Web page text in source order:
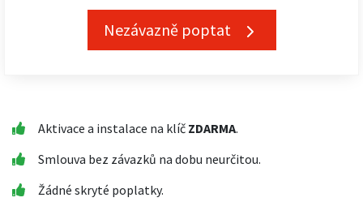
Nezávazně poptat
Aktivace a instalace na klíč ZDARMA.
Smlouva bez závazků na dobu neurčitou.
Žádné skryté poplatky.